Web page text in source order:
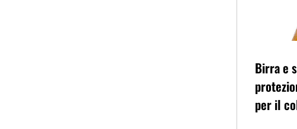
Birra e
per il